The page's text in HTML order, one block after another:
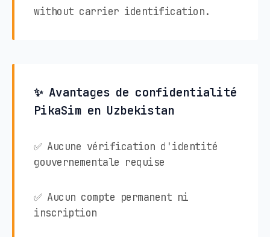
without carrier identification.
✨ Avantages de confidentialité
PikaSim en Uzbekistan
✅ Aucune vérification d'identité
gouvernementale requise
✅ Aucun compte permanent ni
inscription